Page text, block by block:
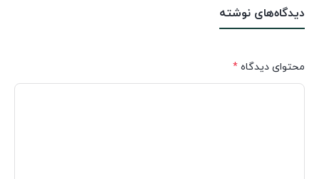
دیدگاه‌های نوشته
محتوای دیدگاه *